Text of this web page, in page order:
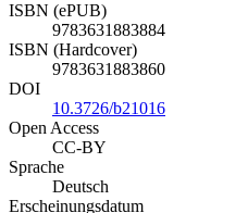
ISBN (ePUB)
9783631883884
ISBN (Hardcover)
9783631883860
DOI
10.3726/b21016
Open Access
CC-BY
Sprache
Deutsch
Erscheinungsdatum